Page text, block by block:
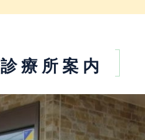
診療所案内